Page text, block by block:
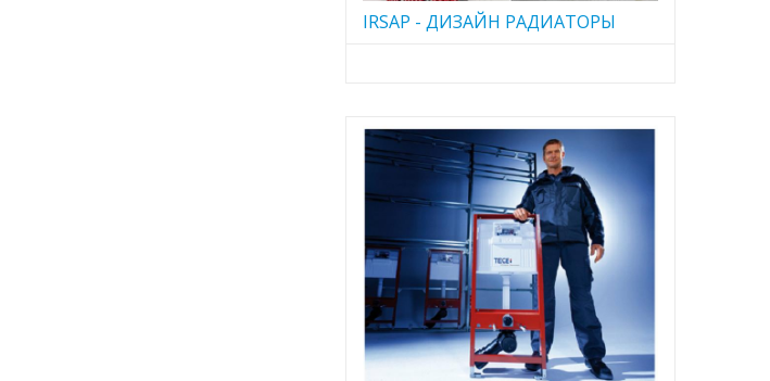
IRSAP - ДИЗАЙН РАДИАТОРЫ